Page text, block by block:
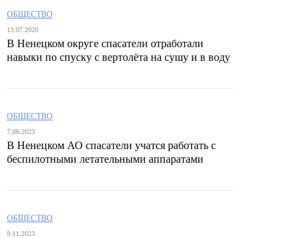
ОБЩЕСТВО
13.07.2020
В Ненецком округе спасатели отработали
навыки по спуску с вертолёта на сушу и в воду
ОБЩЕСТВО
7.08.2023
В Ненецком АО спасатели учатся работать с
беспилотными летательными аппаратами
ОБЩЕСТВО
9.11.2023